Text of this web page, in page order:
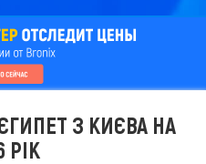
З КИЄВА НА
РІК